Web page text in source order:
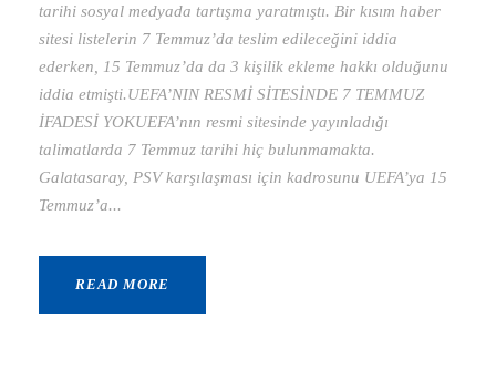
tarihi sosyal medyada tartışma yaratmıştı. Bir kısım haber
sitesi listelerin 7 Temmuz’da teslim edileceğini iddia
ederken, 15 Temmuz’da da 3 kişilik ekleme hakkı olduğunu
iddia etmişti.UEFA’NIN RESMİ SİTESİNDE 7 TEMMUZ
İFADESİ YOKUEFA’nın resmi sitesinde yayınladığı
talimatlarda 7 Temmuz tarihi hiç bulunmamakta.
Galatasaray, PSV karşılaşması için kadrosunu UEFA’ya 15
Temmuz’a...
READ MORE